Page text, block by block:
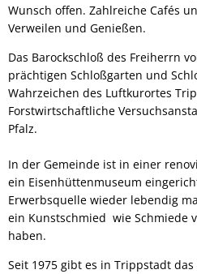
Wunsch offen. Zahlreiche Cafés
Verweilen und Genießen.
Das Barockschloß des Freiherrn
prächtigen Schloßgarten und
Wahrzeichen des Luftkurortes
Forstwirtschaftliche
Pfalz.
In der Gemeinde ist in einer
ein Eisenhüttenmuseum
Erwerbsquelle wieder lebendig
ein Kunstschmied wie Schmiede
haben.
Seit 1975 gibt es in Trippstadt